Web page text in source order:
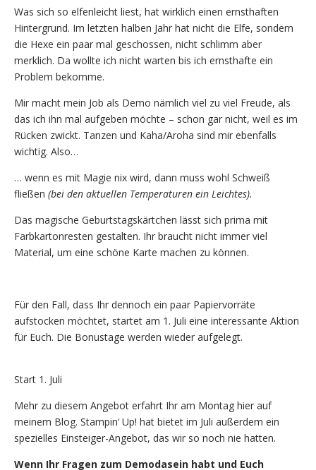
Was sich so elfenleicht liest, hat wirklich einen ernsthaften
Hintergrund. Im letzten halben Jahr hat nicht die Elfe, sondern
die Hexe ein paar mal geschossen, nicht schlimm aber
merklich. Da wollte ich nicht warten bis ich ernsthafte ein
Problem bekomme.
Mir macht mein Job als Demo nämlich viel zu viel Freude, als
das ich ihn mal aufgeben möchte – schon gar nicht, weil es im
Rücken zwickt. Tanzen und Kaha/Aroha sind mir ebenfalls
wichtig. Also…
… wenn es mit Magie nix wird, dann muss wohl Schweiß
fließen (bei den aktuellen Temperaturen ein Leichtes).
Das magische Geburtstagskärtchen lässt sich prima mit
Farbkartonresten gestalten. Ihr braucht nicht immer viel
Material, um eine schöne Karte machen zu können.
Für den Fall, dass Ihr dennoch ein paar Papiervorräte
aufstocken möchtet, startet am 1. Juli eine interessante Aktion
für Euch. Die Bonustage werden wieder aufgelegt.
Start 1. Juli
Mehr zu diesem Angebot erfahrt Ihr am Montag hier auf
meinem Blog. Stampin‘ Up! hat bietet im Juli außerdem ein
spezielles Einsteiger-Angebot, das wir so noch nie hatten.
Wenn Ihr Fragen zum Demodasein habt und Euch